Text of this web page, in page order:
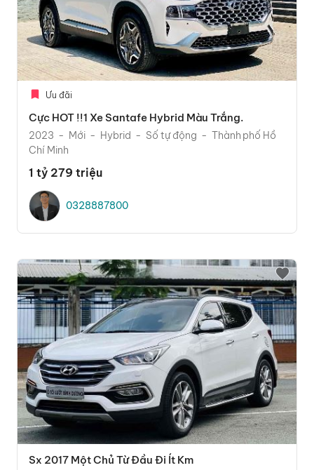
Ưu đãi
Cực HOT !!1 Xe Santafe Hybrid Màu Trắng.
2023 Mới Hybrid Số tự động
Thành phố Hồ
Chí Minh
1 tỷ 279 triệu
0328887800
Sx 2017 Một Chủ Từ Đầu Đi Ít Km